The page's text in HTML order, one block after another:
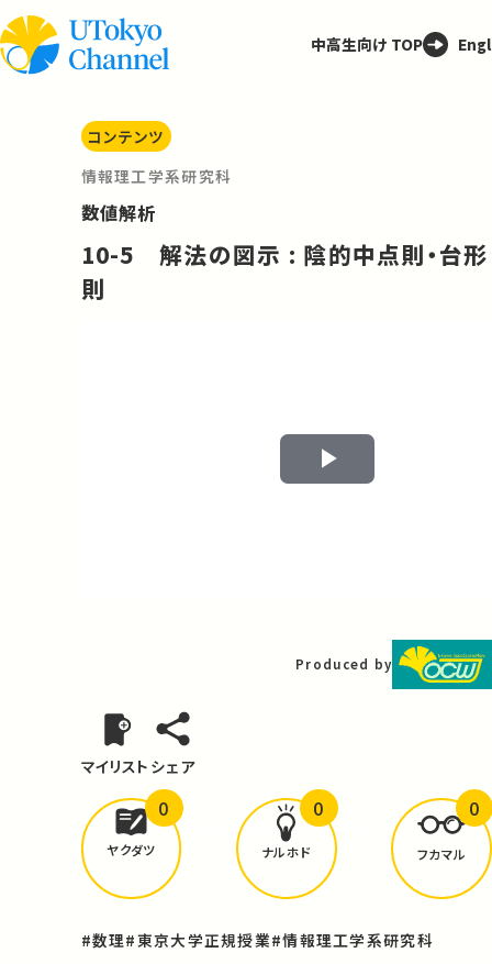
中高生向け TOP
コンテンツ
情報理工学系研究科
数値解析
10-5 解法の図示 : 陰的中点則・台形
則
Play
Produced by
マイリスト シェア
どんな学びがありましたか？
ヤクダツ
0
ナルホド
0
フカマル
0
#数理#東京大学正規授業#情報理工学系研究科